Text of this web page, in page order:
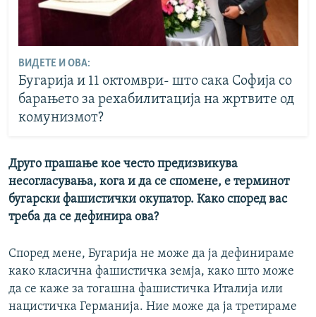
ВИДЕТЕ И ОВА:
Бугарија и 11 октомври- што сака Софија со
барањето за рехабилитација на жртвите од
комунизмот?
Друго прашање кое често предизвикува
несогласувања, кога и да се спомене, е терминот
бугарски фашистички окупатор. Како според вас
треба да се дефинира ова?
Според мене, Бугарија не може да ја дефинираме
како класична фашистичка земја, како што може
да се каже за тогашна фашистичка Италија или
нацистичка Германија. Ние може да ја третираме